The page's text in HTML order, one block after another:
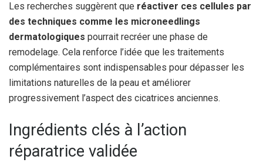
Les recherches suggèrent que réactiver ces cellules par
des techniques comme les microneedlings
dermatologiques pourrait recréer une phase de
remodelage. Cela renforce l’idée que les traitements
complémentaires sont indispensables pour dépasser les
limitations naturelles de la peau et améliorer
progressivement l’aspect des cicatrices anciennes.
Ingrédients clés à l’action
réparatrice validée